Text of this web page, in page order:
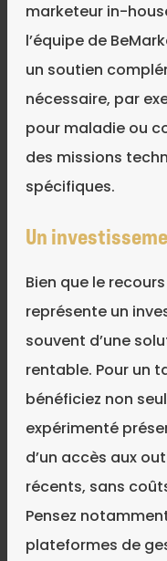
marketeur in-
l’équipe de
un soutien
nécessaire, par
pour maladie ou
des missions
spécifiques.
Un
Bien que le
représente un
souvent d’une
rentable. Pour un
bénéficiez non
expérimenté
d’un accès aux
récents, sans
Pensez
plateformes de